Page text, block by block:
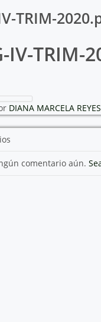
TRIM-
IV-TRIM-
DIANA MARCELA REYES
comentario aún.